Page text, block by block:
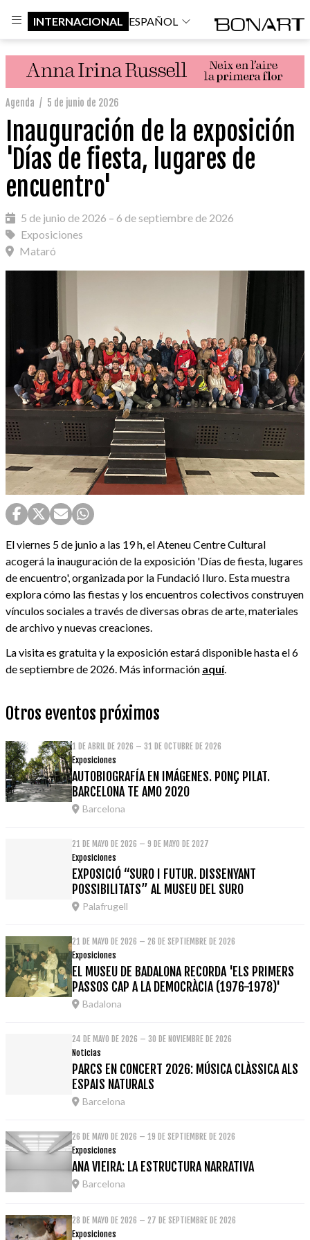
INTERNACIONAL ESPAÑOL
Agenda / 5 de junio de 2026
Inauguración de la exposición
'Días de fiesta, lugares de
encuentro'
5 de junio de 2026 – 6 de septiembre de 2026
Exposiciones
Mataró
El viernes 5 de junio a las 19 h, el Ateneu Centre Cultural
acogerá la inauguración de la exposición 'Días de fiesta, lugares
de encuentro', organizada por la Fundació Iluro. Esta muestra
explora cómo las fiestas y los encuentros colectivos construyen
vínculos sociales a través de diversas obras de arte, materiales
de archivo y nuevas creaciones.
La visita es gratuita y la exposición estará disponible hasta el 6
de septiembre de 2026. Más información aquí.
Otros eventos próximos
1 DE ABRIL DE 2026 – 31 DE OCTUBRE DE 2026
Exposiciones
AUTOBIOGRAFÍA EN IMÁGENES. PONÇ PILAT.
BARCELONA TE AMO 2020
Barcelona
21 DE MAYO DE 2026 – 9 DE MAYO DE 2027
Exposiciones
EXPOSICIÓ “SURO I FUTUR. DISSENYANT
POSSIBILITATS” AL MUSEU DEL SURO
Palafrugell
21 DE MAYO DE 2026 – 26 DE SEPTIEMBRE DE 2026
Exposiciones
EL MUSEU DE BADALONA RECORDA 'ELS PRIMERS
PASSOS CAP A LA DEMOCRÀCIA (1976-1978)'
Badalona
24 DE MAYO DE 2026 – 30 DE NOVIEMBRE DE 2026
Noticias
PARCS EN CONCERT 2026: MÚSICA CLÀSSICA ALS
ESPAIS NATURALS
Barcelona
26 DE MAYO DE 2026 – 19 DE SEPTIEMBRE DE 2026
Exposiciones
ANA VIEIRA: LA ESTRUCTURA NARRATIVA
Barcelona
28 DE MAYO DE 2026 – 27 DE SEPTIEMBRE DE 2026
Exposiciones